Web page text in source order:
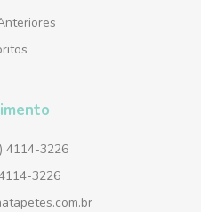
4114-3226
3226